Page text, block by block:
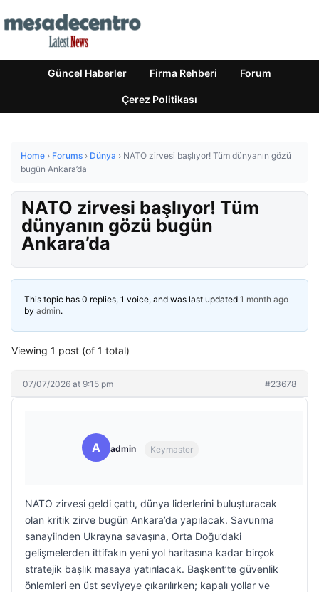
Güncel Haberler Firma Rehberi Forum
Çerez Politikası
Home › Forums › Dünya › NATO zirvesi başlıyor! Tüm dünyanın gözü
bugün Ankara’da
NATO zirvesi başlıyor! Tüm
dünyanın gözü bugün
Ankara’da
This topic has 0 replies, 1 voice, and was last updated 1 month ago
by admin.
Viewing 1 post (of 1 total)
07/07/2026 at 9:15 pm #23678
A admin Keymaster
NATO zirvesi geldi çattı, dünya liderlerini buluşturacak
olan kritik zirve bugün Ankara’da yapılacak. Savunma
sanayiinden Ukrayna savaşına, Orta Doğu’daki
gelişmelerden ittifakın yeni yol haritasına kadar birçok
stratejik başlık masaya yatırılacak. Başkent’te güvenlik
önlemleri en üst seviyeye çıkarılırken; kapalı yollar ve